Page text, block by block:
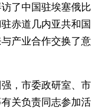
了中国驻埃塞俄比
赤道几内亚共和国
产业合作交换了意
，市委政研室、市
关负责同志参加活